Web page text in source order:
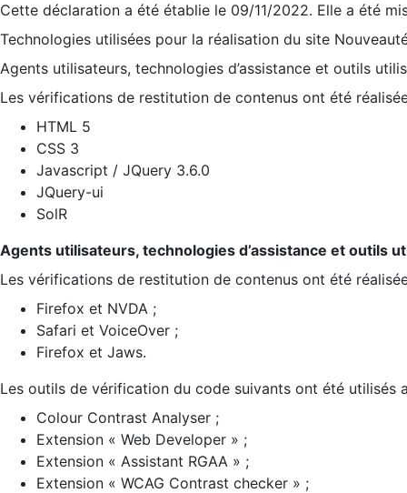
Cette déclaration a été établie le 09/11/2022. Elle a été
Technologies utilisées pour la réalisation du site
Agents utilisateurs, technologies d’assistance et outils
Les vérifications de restitution de contenus ont été
HTML 5
CSS 3
Javascript / JQuery 3.6.0
JQuery-ui
SolR
Agents utilisateurs, technologies d’assistance et outils
Les vérifications de restitution de contenus ont été
Firefox et NVDA ;
Safari et VoiceOver ;
Firefox et Jaws.
Les outils de vérification du code suivants ont été utilisés
Colour Contrast Analyser ;
Extension « Web Developer » ;
Extension « Assistant RGAA » ;
Extension « WCAG Contrast checker » ;